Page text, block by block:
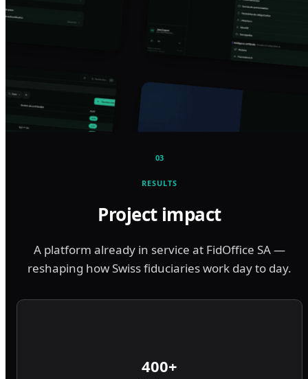
03
RESULTS
Project impact
A platform already in service at FidOffice SA —
reshaping how Swiss fiduciaries work day to day.
400+